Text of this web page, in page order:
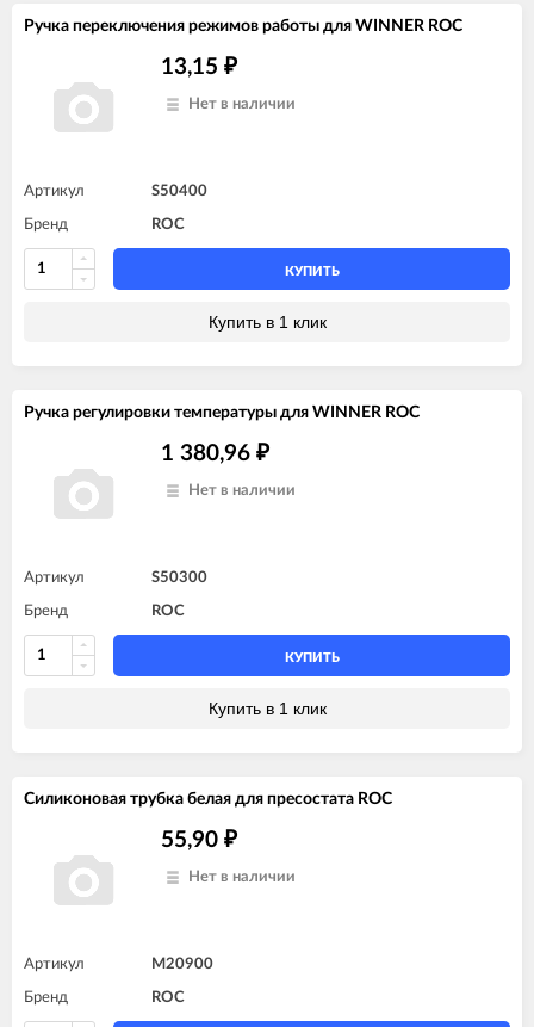
Ручка переключения режимов работы для WINNER ROC
13,15 ₽
Нет в наличии
Артикул S50400
Бренд ROC
КУПИТЬ
Купить в 1 клик
Ручка регулировки температуры для WINNER ROC
1 380,96 ₽
Нет в наличии
Артикул S50300
Бренд ROC
КУПИТЬ
Купить в 1 клик
Силиконовая трубка белая для пресостата ROC
55,90 ₽
Нет в наличии
Артикул M20900
Бренд ROC